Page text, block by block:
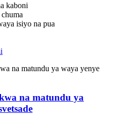
kaboni
isiyo na pua
na matundu ya